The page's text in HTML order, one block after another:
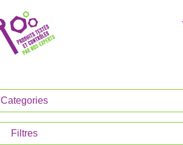
Categories
Filtres